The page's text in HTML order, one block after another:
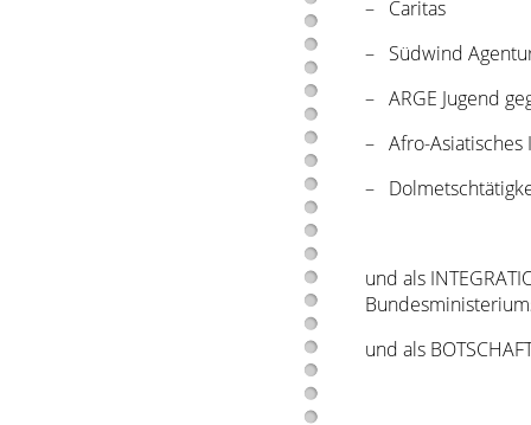
– Caritas
– Südwind
– ARGE Jugend
– Afro-Asiatisches
–
und als
und als